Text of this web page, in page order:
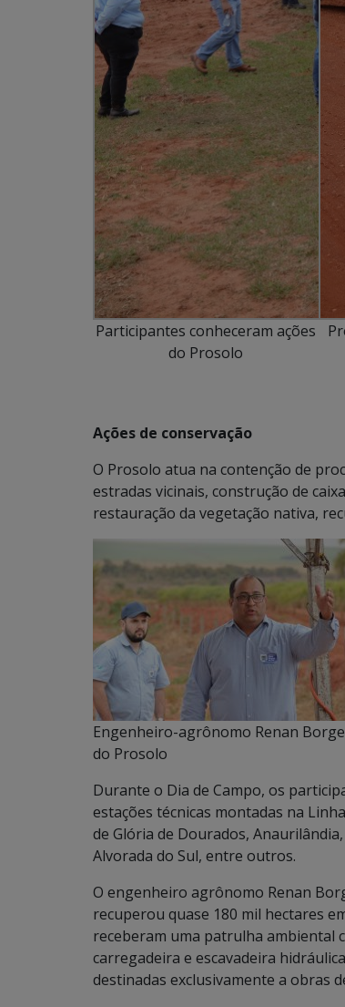
Participantes conheceram ações
do Prosolo
Ações de conservação
O Prosolo atua na contenção de
estradas vicinais, construção de
restauração da vegetação nativa,
Engenheiro-agrônomo Renan
do Prosolo
Durante o Dia de Campo, os
estações técnicas montadas na
de Glória de Dourados,
Alvorada do Sul, entre outros.
O engenheiro agrônomo Renan
recuperou quase 180 mil hectares
receberam uma patrulha ambiental
carregadeira e escavadeira
destinadas exclusivamente a obras